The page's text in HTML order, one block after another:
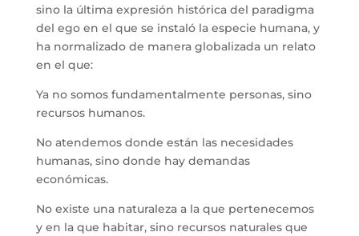
sino la última expresión histórica del paradigma
del ego en el que se instaló la especie humana, y
ha normalizado de manera globalizada un relato
en el que:
Ya no somos fundamentalmente personas, sino
recursos humanos.
No atendemos donde están las necesidades
humanas, sino donde hay demandas
económicas.
No existe una naturaleza a la que pertenecemos
y en la que habitar, sino recursos naturales que